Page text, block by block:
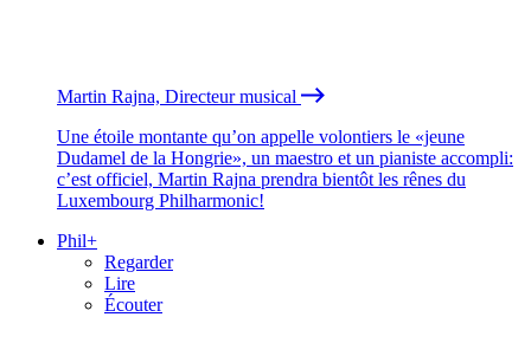
Martin Rajna, Directeur musical
Une étoile montante qu’on appelle volontiers le «jeune
Dudamel de la Hongrie», un maestro et un pianiste accompli:
c’est officiel, Martin Rajna prendra bientôt les rênes du
Luxembourg Philharmonic!
Phil+
Regarder
Lire
Écouter